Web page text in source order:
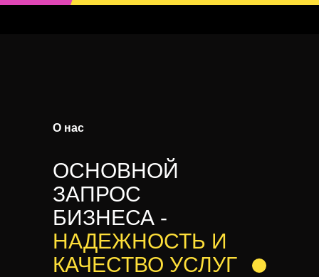
О нас
ОСНОВНОЙ
ЗАПРОС
БИЗНЕСА -
НАДЕЖНОСТЬ И
КАЧЕСТВО УСЛУГ